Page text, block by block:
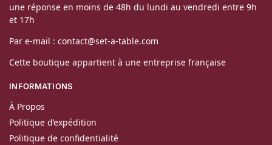
une réponse en moins de 48h du lundi au vendredi entre 9h
et 17h
Par e-mail : contact@set-a-table.com
Cette boutique appartient à une entreprise française
INFORMATIONS
À Propos
Politique d’expédition
Politique de confidentialité